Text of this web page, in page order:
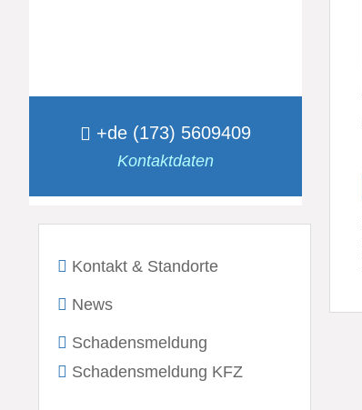
+de (173) 5609409
Kontaktdaten
Kontakt & Standorte
News
Schadensmeldung
Schadensmeldung KFZ